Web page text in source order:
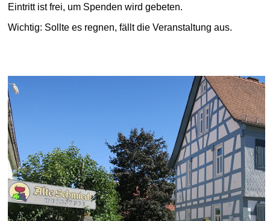
Eintritt ist frei, um Spenden wird gebeten.
Wichtig: Sollte es regnen, fällt die Veranstaltung aus.